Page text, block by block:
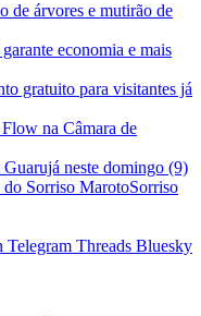
de árvores e mutirão de
economia e mais
gratuito para visitantes já
na Câmara de
neste domingo (9)
do Sorriso MarotoSorriso
Telegram Threads Bluesky